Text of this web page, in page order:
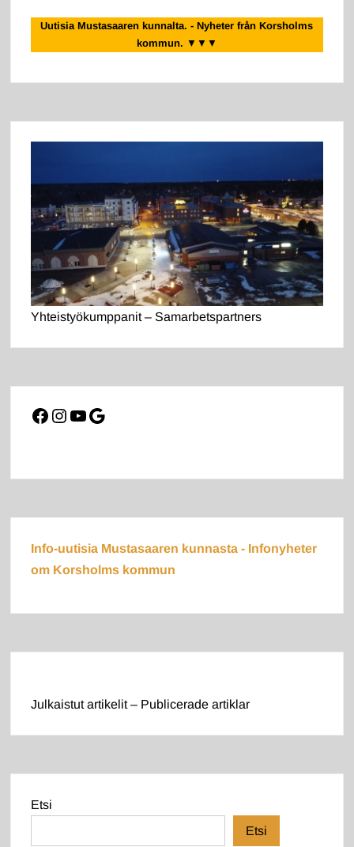
Uutisia Mustasaaren kunnalta. - Nyheter från Korsholms
kommun. ▼▼▼
Yhteistyökumppanit – Samarbetspartners
Facebook
Instagram
YouTube
Google
Info-uutisia Mustasaaren kunnasta - Infonyheter
om Korsholms kommun
Julkaistut artikelit – Publicerade artiklar
Etsi
Etsi